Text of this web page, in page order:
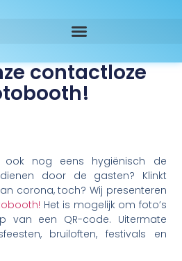
contactloze
ook nog eens hygiënisch de
door de gasten? Klinkt
corona, toch? Wij presenteren
Het is mogelijk om foto’s
van een QR-code. Uitermate
bruiloften, festivals en